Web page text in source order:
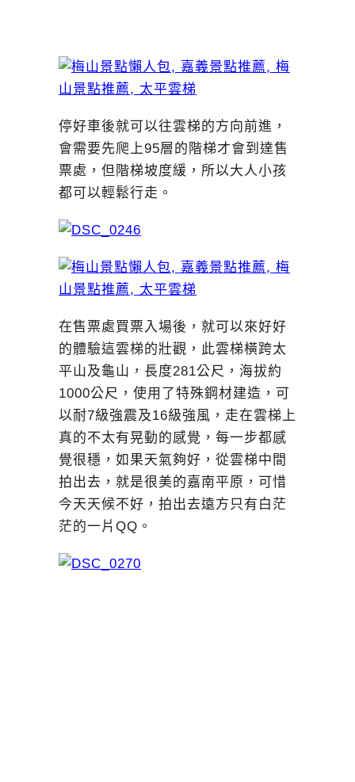
停好車後就可以往雲梯的方向前進，
會需要先爬上95層的階梯才會到達售
票處，但階梯坡度緩，所以大人小孩
都可以輕鬆行走。
在售票處買票入場後，就可以來好好
的體驗這雲梯的壯觀，此雲梯橫跨太
平山及龜山，長度281公尺，海拔約
1000公尺，使用了特殊鋼材建造，可
以耐7級強震及16級強風，走在雲梯上
真的不太有晃動的感覺，每一步都感
覺很穩，如果天氣夠好，從雲梯中間
拍出去，就是很美的嘉南平原，可惜
今天天候不好，拍出去遠方只有白茫
茫的一片QQ。